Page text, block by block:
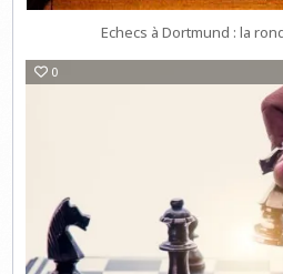
Echecs à Dortmund : la
0